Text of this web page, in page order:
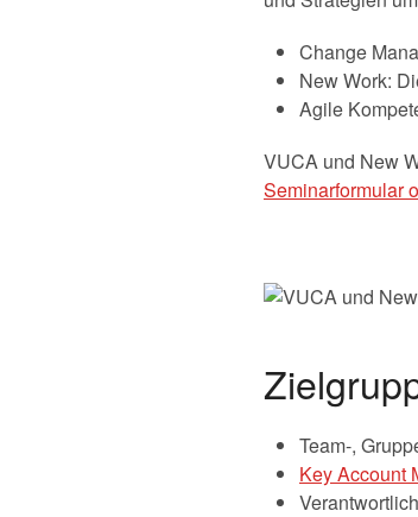
Change
New Work:
Agile
VUCA und New
Seminarformular
Team-,
Key Account